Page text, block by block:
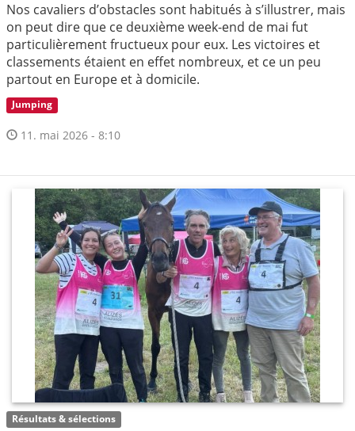
Nos cavaliers d’obstacles sont habitués à s’illustrer, mais
on peut dire que ce deuxième week-end de mai fut
particulièrement fructueux pour eux. Les victoires et
classements étaient en effet nombreux, et ce un peu
partout en Europe et à domicile.
Jumping
11. mai 2026 - 8:10
Résultats & sélections